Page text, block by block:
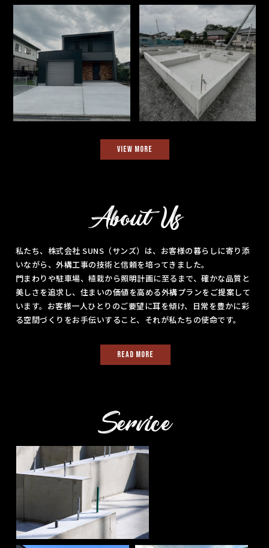
VIEW MORE
About Us
私たち、株式会社 SUNS（サンズ）は、お客様の暮らしに寄り添
いながら、外構工事の技術と信頼を培ってきました。
門まわりや駐車場、植栽から照明計画に至るまで、確かな品質と
美しさを追求し、住まいの価値を高める外構プランをご提案して
います。お客様一人ひとりのご要望に耳を傾け、日常を豊かに彩
る空間づくりをお手伝いすること、それが私たちの使命です。
READ MORE
Service
造成・基礎